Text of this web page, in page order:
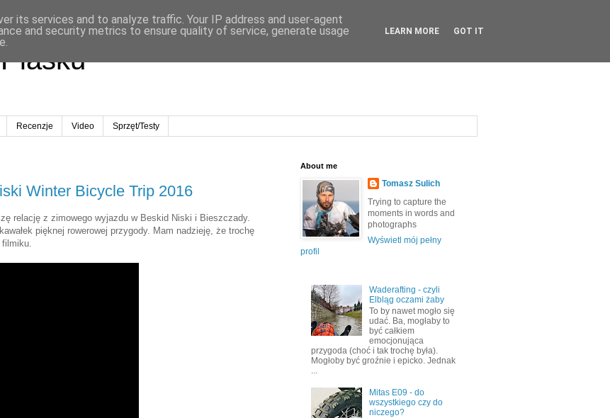
Recenzje Video Sprzęt/Testy
Winter Bicycle Trip 2016
relację z zimowego wyjazdu w Beskid Niski i Bieszczady.
pięknej rowerowej przygody. Mam nadzieję, że trochę
filmiku.
About me
Tomasz Sulich
Trying to capture the
moments in words and
photographs
Wyświetl mój pełny
profil
Waderafting - czyli
Elbląg oczami żaby
To by nawet mogło się
udać. Ba, mogłaby to
być całkiem
emocjonująca
przygoda (choć i tak trochę była).
Mogłoby być groźnie i epicko. Jednak
...
Mitas E09 - do
wszystkiego czy do
niczego?
its services and to analyze traffic. Your IP address and user-agent
and security metrics to ensure quality of service, generate usage
LEARN MORE GOT IT